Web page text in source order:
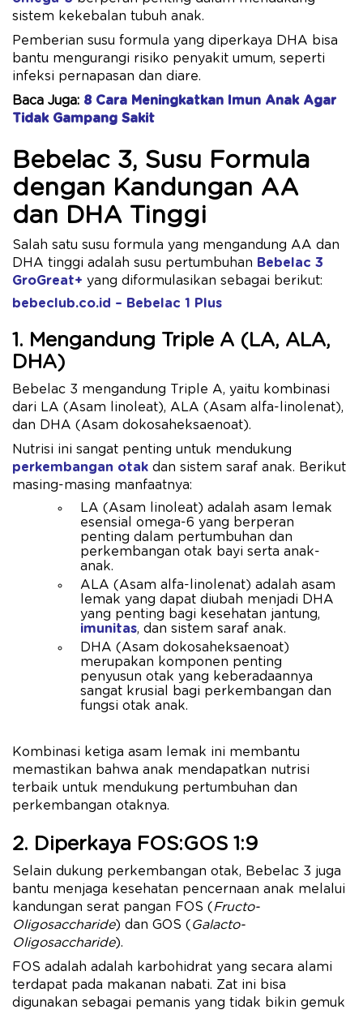
sistem kekebalan tubuh anak.
Pemberian susu formula yang diperkaya DHA bisa
bantu mengurangi risiko penyakit umum, seperti
infeksi pernapasan dan diare.
Baca Juga: 8 Cara Meningkatkan Imun Anak Agar
Tidak Gampang Sakit
Bebelac 3, Susu Formula
dengan Kandungan AA
dan DHA Tinggi
Salah satu susu formula yang mengandung AA dan
DHA tinggi adalah susu pertumbuhan Bebelac 3
GroGreat+ yang diformulasikan sebagai berikut:
bebeclub.co.id – Bebelac 1 Plus
1. Mengandung Triple A (LA, ALA,
DHA)
Bebelac 3 mengandung Triple A, yaitu kombinasi
dari LA (Asam linoleat), ALA (Asam alfa-linolenat),
dan DHA (Asam dokosaheksaenoat).
Nutrisi ini sangat penting untuk mendukung
perkembangan otak dan sistem saraf anak. Berikut
masing-masing manfaatnya:
LA (Asam linoleat) adalah asam lemak
esensial omega-6 yang berperan
penting dalam pertumbuhan dan
perkembangan otak bayi serta anak-
anak.
ALA (Asam alfa-linolenat) adalah asam
lemak yang dapat diubah menjadi DHA
yang penting bagi kesehatan jantung,
imunitas, dan sistem saraf anak.
DHA (Asam dokosaheksaenoat)
merupakan komponen penting
penyusun otak yang keberadaannya
sangat krusial bagi perkembangan dan
fungsi otak anak.
Kombinasi ketiga asam lemak ini membantu
memastikan bahwa anak mendapatkan nutrisi
terbaik untuk mendukung pertumbuhan dan
perkembangan otaknya.
2. Diperkaya FOS:GOS 1:9
Selain dukung perkembangan otak, Bebelac 3 juga
bantu menjaga kesehatan pencernaan anak melalui
kandungan serat pangan FOS (Fructo-
Oligosaccharide) dan GOS (Galacto-
Oligosaccharide).
FOS adalah adalah karbohidrat yang secara alami
terdapat pada makanan nabati. Zat ini bisa
digunakan sebagai pemanis yang tidak bikin gemuk